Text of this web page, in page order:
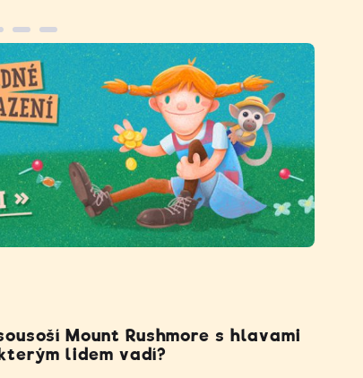
Mount Rushmore s hlavami
lidem vadí?